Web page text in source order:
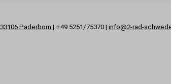
33106 Paderborn | +49 5251/75370 | info@2-rad-